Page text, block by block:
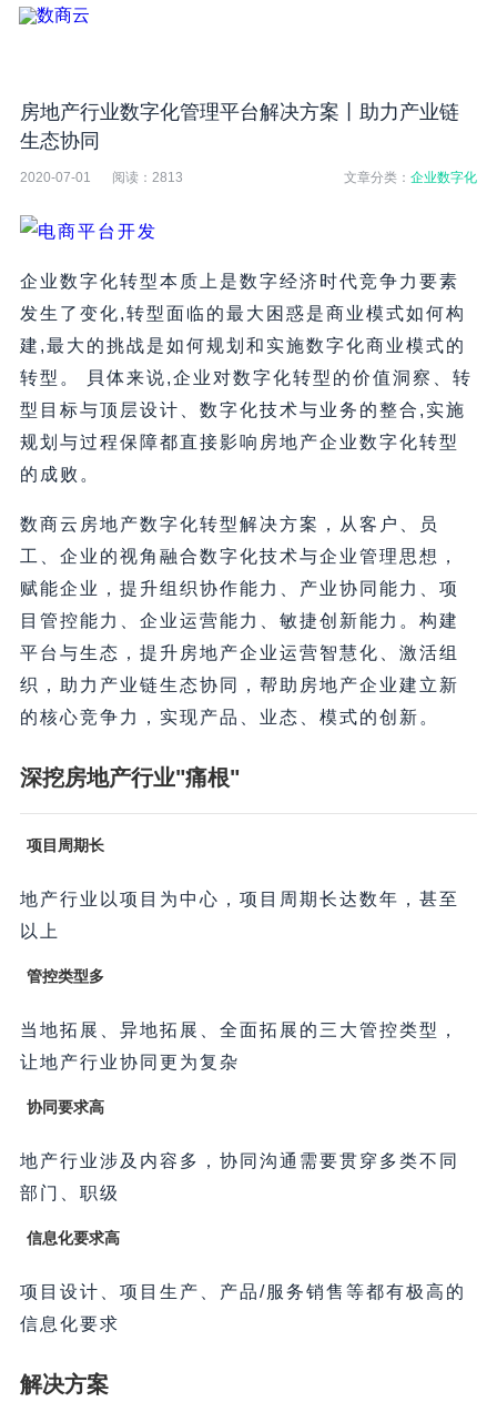
房地产行业数字化管理平台解决方案丨助力产业链
生态协同
2020-07-01 阅读： 2813 文章分类：企业数字化
企业数字化转型本质上是数字经济时代竞争力要素
发生了变化,转型面临的最大困惑是商业模式如何构
建,最大的挑战是如何规划和实施数字化商业模式的
转型。 貝体来说,企业对数字化转型的价值洞察、转
型目标与顶层设计、数字化技术与业务的整合,实施
规划与过程保障都直接影响房地产企业数字化转型
的成败。
数商云房地产数字化转型解决方案，从客户、员
工、企业的视角融合数字化技术与企业管理思想，
赋能企业，提升组织协作能力、产业协同能力、项
目管控能力、企业运营能力、敏捷创新能力。构建
平台与生态，提升房地产企业运营智慧化、激活组
织，助力产业链生态协同，帮助房地产企业建立新
的核心竞争力，实现产品、业态、模式的创新。
深挖房地产行业"痛根"
项目周期长
地产行业以项目为中心，项目周期长达数年，甚至
以上
管控类型多
当地拓展、异地拓展、全面拓展的三大管控类型，
让地产行业协同更为复杂
协同要求高
地产行业涉及内容多，协同沟通需要贯穿多类不同
部门、职级
信息化要求高
项目设计、项目生产、产品/服务销售等都有极高的
信息化要求
解决方案